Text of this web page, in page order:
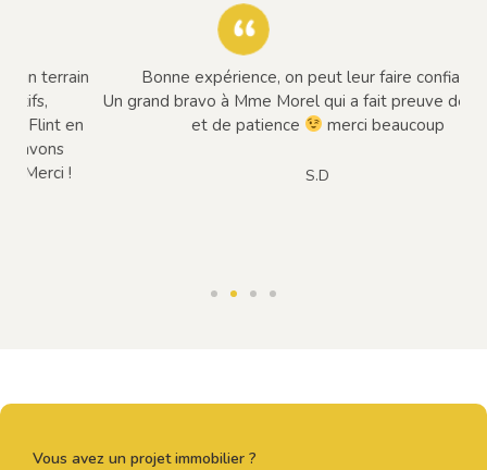
Bonne expérience, on peut leur faire confiance !
Un grand bravo à Mme Morel qui a fait preuve de ténacité
et de patience
merci beaucoup
Vous avez un projet immobilier ?